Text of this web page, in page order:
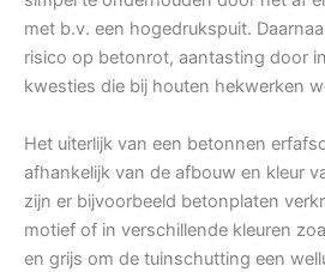
met b.v. een hogedrukspuit.
risico op betonrot, aantasting door
kwesties die bij houten hekwerken
Het uiterlijk van een betonnen
afhankelijk van de afbouw en kleur
zijn er bijvoorbeeld betonplaten
motief of in verschillende kleuren
en grijs om de tuinschutting een